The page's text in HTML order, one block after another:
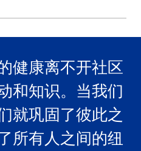
健康离不开社区
和知识。当我们
就巩固了彼此之
所有人之间的纽